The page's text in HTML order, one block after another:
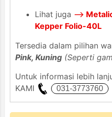
Lihat juga -->
Kepper Folio-40L
Tersedia dalam pilihan
Pink, Kuning (Seperti
Untuk informasi lebih
KAMI